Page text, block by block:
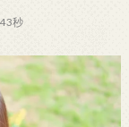
秒